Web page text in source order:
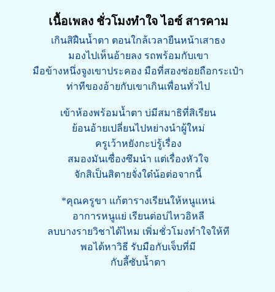
เนื้อเพลง ชั่วโมงทำใจ ไอซ์ สารคาม
เกินสิฝืนน้ำตา ตอนใกล้เวลายืนหน้าเสาธง
มองไปเห็นอ้ายลง รถพร้อมกับเขา
มือข้างหนึ่งจูงเขาประคอง มือที่สองซ่อยถือกระเป๋า
ท่าทีของอ้ายกับเขาเกินเพื่อนทั่วไป
เข้าห้องพร้อมน้ำตา บ่มีสมาธิที่สิเรียน
ย้อนอ้ายเปลี่ยนไปหย่างนำผู้ใหม่
ครูเว้าหยังกะบ่รู้เรื่อง
สมองมันเซื่องซึมนำ แต่เรื่องหัวใจ
จักสิเป็นสิตายจั่งใด๋น้อต่อจากนี้
*คุณครูขา แก้ตารางเรียนให้หนูแหน่
อาการหนูแย่ เรียนต่อบ่ไหวอิหลี
ลบบางรายวิชาได้ไหม เพิ่มชั่วโมงทำใจให้ที
พอได้หาวิธี รับมือกับเจ็บที่มี
กับลี้ซับน้ำตา